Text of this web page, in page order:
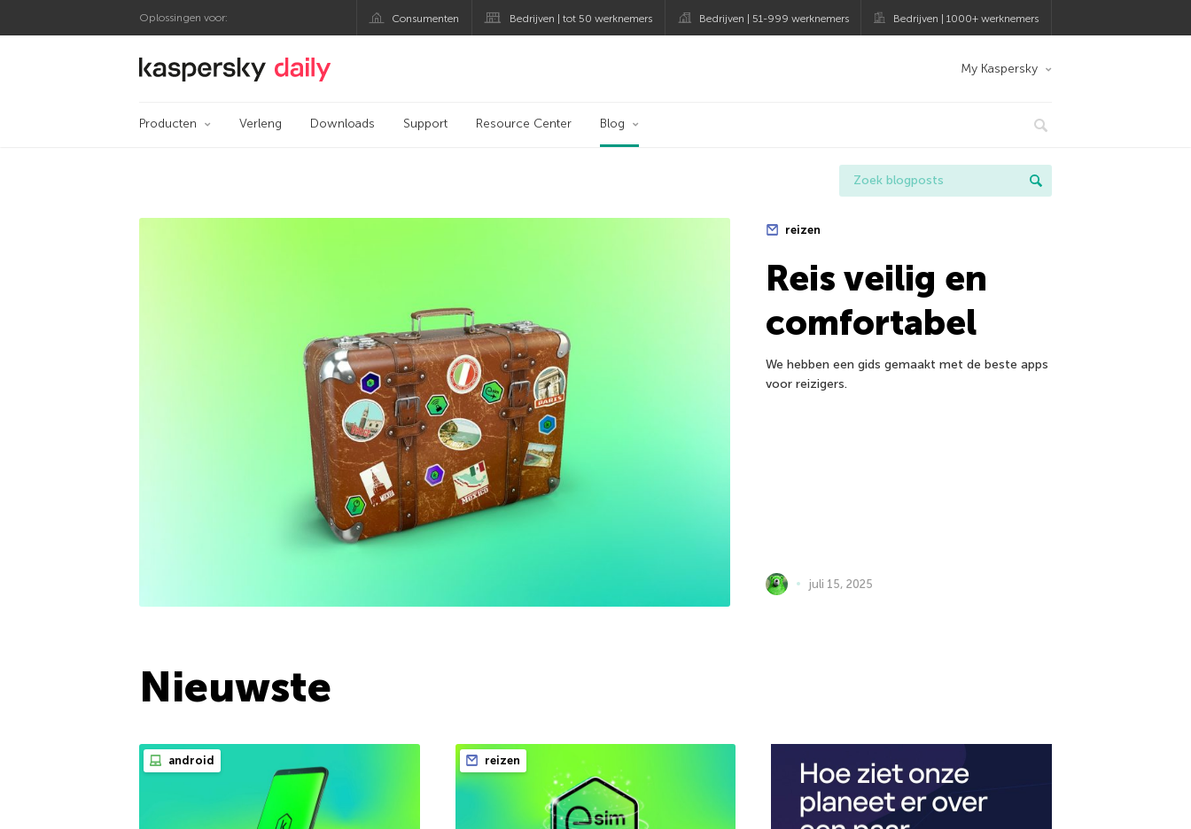
Oplossingen voor: Consumenten Bedrijven | tot 50 werknemers Bedrijven | 51-999 werknemers Bedrijven | 1000+ werknemers
Kaspersky official blog My Kaspersky
Producten Verleng Downloads Support Resource Center Blog
reizen
Reis veilig en
comfortabel
We hebben een gids gemaakt met de beste apps
voor reizigers.
juli 15, 2025
Nieuwste
android reizen